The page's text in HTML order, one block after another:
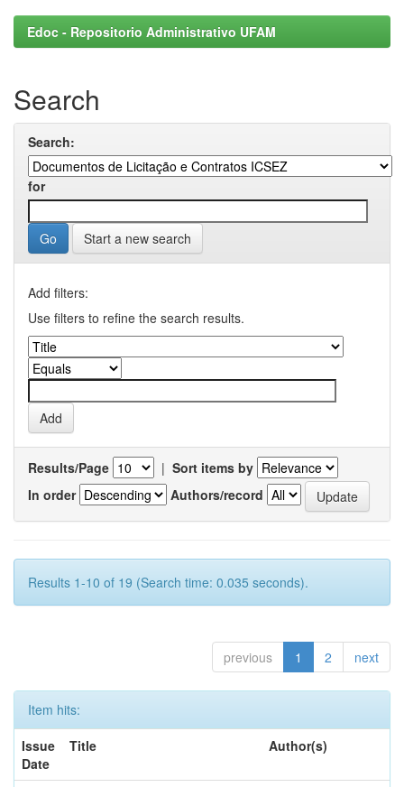
Edoc - Repositorio Administrativo UFAM
Search
Search:
for
Start a new search
Add filters:
Use filters to refine the search results.
Results/Page | Sort items by
In order
Authors/record
Results 1-10 of 19 (Search time: 0.035 seconds).
previous 1 2 next
Item hits:
Issue
Date
Title Author(s)